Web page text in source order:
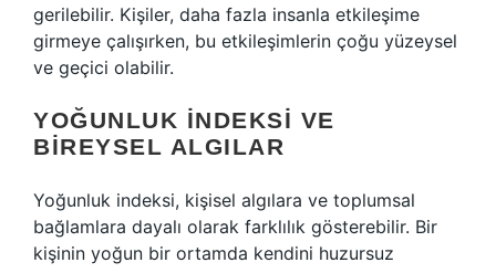
gerilebilir. Kişiler, daha fazla insanla etkileşime
girmeye çalışırken, bu etkileşimlerin çoğu yüzeysel
ve geçici olabilir.
YOĞUNLUK İNDEKSI VE
BIREYSEL ALGILAR
Yoğunluk indeksi, kişisel algılara ve toplumsal
bağlamlara dayalı olarak farklılık gösterebilir. Bir
kişinin yoğun bir ortamda kendini huzursuz